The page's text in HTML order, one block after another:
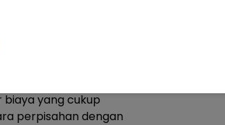
bisa
tidak perlu
yang cukup
perpisahan dengan